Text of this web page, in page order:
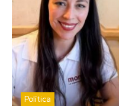
Política